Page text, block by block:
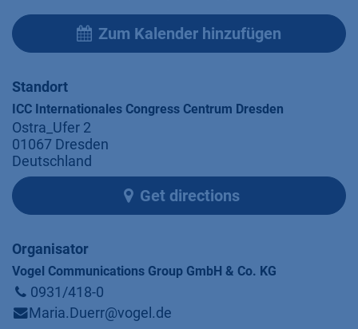
Zum Kalender hinzufügen
Standort
ICC Internationales Congress Centrum Dresden
Ostra_Ufer 2
01067 Dresden
Deutschland
Get directions
Organisator
Vogel Communications Group GmbH & Co. KG
0931/418-0
Maria.Duerr@vogel.de